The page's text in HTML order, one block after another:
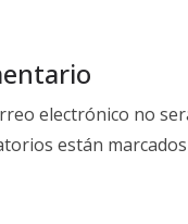
electrónico no
están